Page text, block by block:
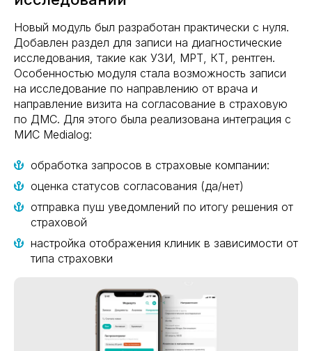
Новый модуль был разработан практически с нуля.
Добавлен раздел для записи на диагностические
исследования, такие как УЗИ, МРТ, КТ, рентген.
Особенностью модуля стала возможность записи
на исследование по направлению от врача и
направление визита на согласование в страховую
по ДМС. Для этого была реализована интеграция с
МИС Medialog:
обработка запросов в страховые компании:
оценка статусов согласования (да/нет)
отправка пуш уведомлений по итогу решения от
страховой
настройка отображения клиник в зависимости от
типа страховки